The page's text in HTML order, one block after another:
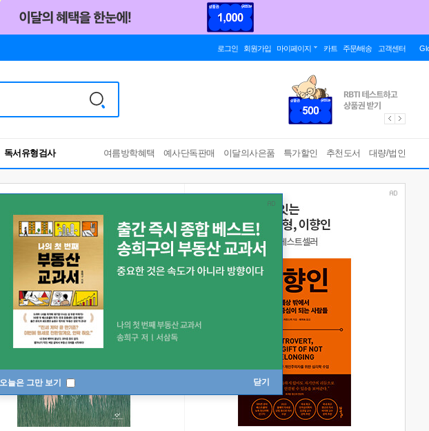
로그인 회원가입 마이페이지 카트 주문/배송 고객센터
독서유형검사
RBTI Lab
독서유형검사
여름방학혜택 예사단독판매 이달의사은품 특가할인 추천도서 대량/법인
오늘은 그만 보기 닫기